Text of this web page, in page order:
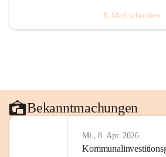
E-Mail schreiben
Bekanntmachungen
Mi., 8. Apr. 2026